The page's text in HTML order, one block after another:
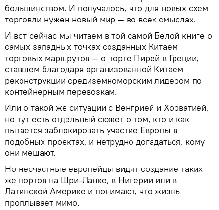
большинством. И получалось, что для новых схем
торговли нужен новый мир — во всех смыслах.
И вот сейчас мы читаем в той самой Белой книге о
самых западных точках созданных Китаем
торговых маршрутов — о порте Пирей в Греции,
ставшем благодаря организованной Китаем
реконструкции средиземноморским лидером по
контейнерным перевозкам.
Или о такой же ситуации с Венгрией и Хорватией,
но тут есть отдельный сюжет о том, кто и как
пытается заблокировать участие Европы в
подобных проектах, и нетрудно догадаться, кому
они мешают.
Но несчастные европейцы видят создание таких
же портов на Шри-Ланке, в Нигерии или в
Латинской Америке и понимают, что жизнь
проплывает мимо.